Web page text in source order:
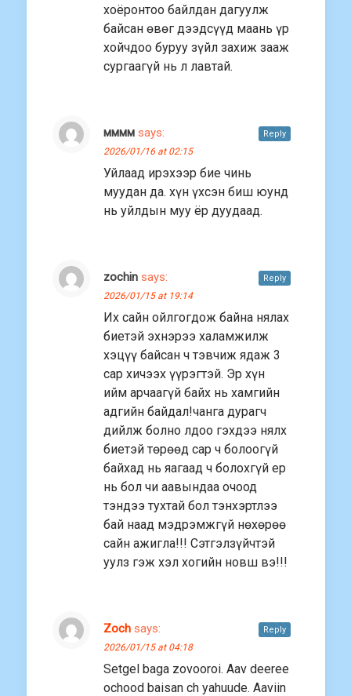
хоёронтоо байлдан дагуулж
байсан өвөг дээдсүүд маань үр
хойчдоо буруу зүйл захиж зааж
сургаагүй нь л лавтай.
мммм says:
2026/01/16 at 02:15
Уйлаад ирэхээр бие чинь
муудан да. хүн үхсэн биш юунд
нь уйлдын муу ёр дуудаад.
Reply
zochin says:
2026/01/15 at 19:14
Их сайн ойлгогдож байна нялах
биетэй эхнэрээ халамжилж
хэцүү байсан ч тэвчиж ядаж 3
сар хичээх үүрэгтэй. Эр хүн
ийм арчаагүй байх нь хамгийн
адгийн байдал!чанга дурагч
дийлж болно лдоо гэхдээ нялх
биетэй төрөөд сар ч болоогүй
байхад нь яагаад ч болохгүй ер
нь бол чи аавындаа очоод
тэндээ тухтай бол тэнхэртлээ
бай наад мэдрэмжгүй нөхөрөө
сайн ажигла!!! Сэтгэлзүйчтэй
уулз гэж хэл хогийн новш вэ!!!
Reply
Zoch says:
2026/01/15 at 04:18
Setgel baga zovooroi. Aav deeree
ochood baisan ch yahuude. Aaviin
Reply